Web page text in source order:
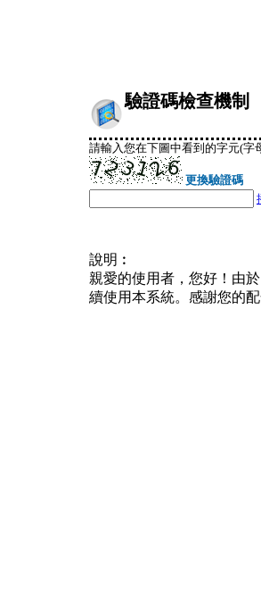
驗證碼檢查機制
請輸入您在下圖中看到的字元(字
更換驗證碼
說明︰
親愛的使用者，您好！由
續使用本系統。感謝您的配